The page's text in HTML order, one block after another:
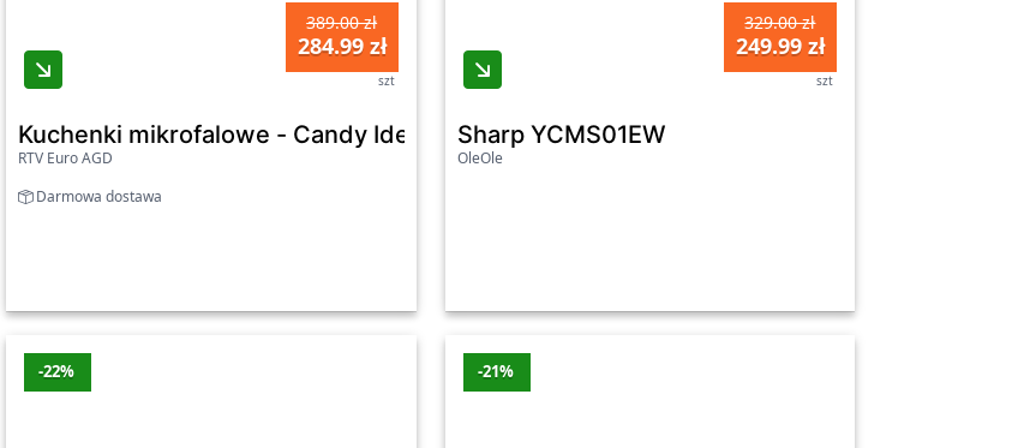
-100 zł
Tak
-100 zł
389.00 zł
284.99 zł
szt
Kuchenki mikrofalowe - Candy Idea CMG20SMW Grill
RTV Euro AGD
Darmowa dostawa
329.00 zł
249.99 zł
szt
Sharp YCMS01EW
OleOle
-22% -21%